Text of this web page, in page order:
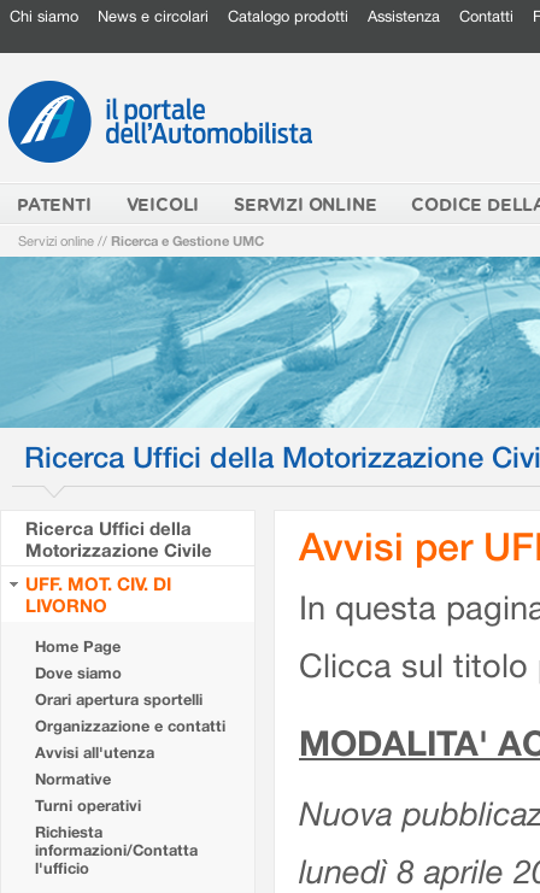
Chi siamo News e circolari Catalogo prodotti Assistenza Contatti
PATENTI VEICOLI SERVIZI ONLINE CODICE
Servizi online // Ricerca e Gestione UMC
Ricerca Uffici della Motorizzazione
Ricerca Uffici della
Motorizzazione Civile
UFF. MOT. CIV. DI
LIVORNO
Home Page
Dove siamo
Orari apertura sportelli
Organizzazione e contatti
Avvisi all'utenza
Normative
Turni operativi
Richiesta
informazioni/Contatta
l'ufficio
Avvisi per
In questa
Clicca sul titolo
MODALITA'
Nuova
lunedì 8 aprile